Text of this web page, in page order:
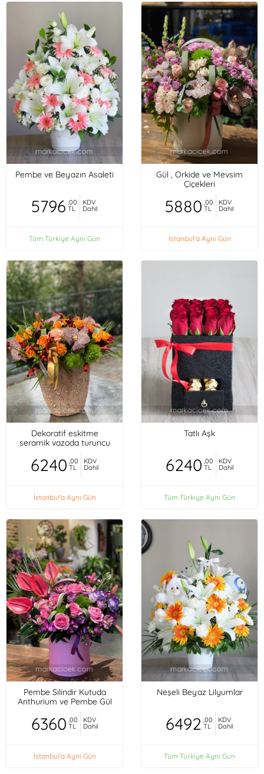
Pembe ve Beyazın Asaleti
5796 ,00
TL
KDV
Dahil
Tüm Türkiye Aynı Gün
Gül , Orkide ve Mevsim
Çiçekleri
5880 ,00
TL
KDV
Dahil
İstanbul'a Aynı Gün
Dekoratif eskitme
seramik vazoda turuncu
mini güller, orkideler,
6240 ,00
TL
KDV
Dahil
İstanbul'a Aynı Gün
Tatlı Aşk
6240 ,00
TL
KDV
Dahil
Tüm Türkiye Aynı Gün
Pembe Silindir Kutuda
Anthurium ve Pembe Gül
6360 ,00
TL
KDV
Dahil
İstanbul'a Aynı Gün
Neşeli Beyaz Lilyumlar
6492 ,00
TL
KDV
Dahil
Tüm Türkiye Aynı Gün